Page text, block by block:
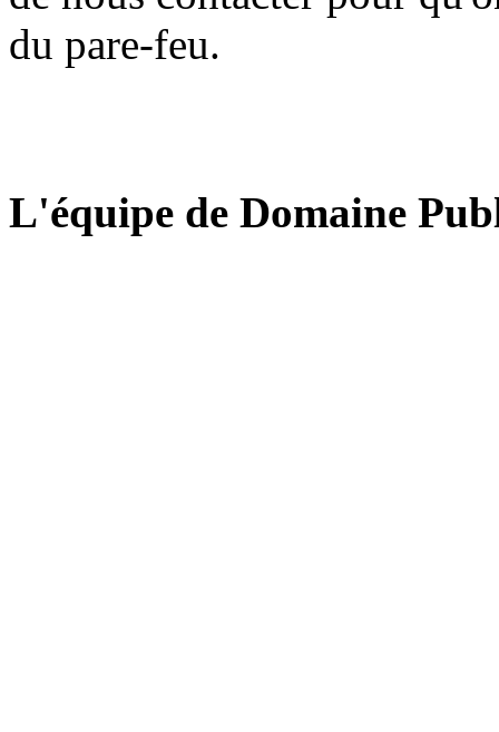
du pare-feu.
L'équipe de Domaine